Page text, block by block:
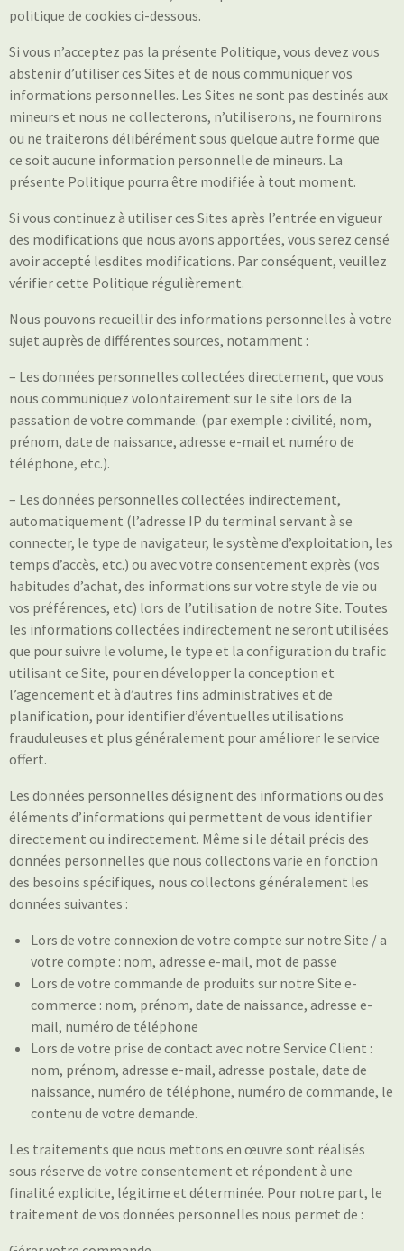
politique de cookies ci-dessous.
Si vous n’acceptez pas la présente Politique, vous devez vous
abstenir d’utiliser ces Sites et de nous communiquer vos
informations personnelles. Les Sites ne sont pas destinés aux
mineurs et nous ne collecterons, n’utiliserons, ne fournirons
ou ne traiterons délibérément sous quelque autre forme que
ce soit aucune information personnelle de mineurs. La
présente Politique pourra être modifiée à tout moment.
Si vous continuez à utiliser ces Sites après l’entrée en vigueur
des modifications que nous avons apportées, vous serez censé
avoir accepté lesdites modifications. Par conséquent, veuillez
vérifier cette Politique régulièrement.
Nous pouvons recueillir des informations personnelles à votre
sujet auprès de différentes sources, notamment :
– Les données personnelles collectées directement, que vous
nous communiquez volontairement sur le site lors de la
passation de votre commande. (par exemple : civilité, nom,
prénom, date de naissance, adresse e-mail et numéro de
téléphone, etc.).
– Les données personnelles collectées indirectement,
automatiquement (l’adresse IP du terminal servant à se
connecter, le type de navigateur, le système d’exploitation, les
temps d’accès, etc.) ou avec votre consentement exprès (vos
habitudes d’achat, des informations sur votre style de vie ou
vos préférences, etc) lors de l’utilisation de notre Site. Toutes
les informations collectées indirectement ne seront utilisées
que pour suivre le volume, le type et la configuration du trafic
utilisant ce Site, pour en développer la conception et
l’agencement et à d’autres fins administratives et de
planification, pour identifier d’éventuelles utilisations
frauduleuses et plus généralement pour améliorer le service
offert.
Les données personnelles désignent des informations ou des
éléments d’informations qui permettent de vous identifier
directement ou indirectement. Même si le détail précis des
données personnelles que nous collectons varie en fonction
des besoins spécifiques, nous collectons généralement les
données suivantes :
Lors de votre connexion de votre compte sur notre Site / a
votre compte : nom, adresse e-mail, mot de passe
Lors de votre commande de produits sur notre Site e-
commerce : nom, prénom, date de naissance, adresse e-
mail, numéro de téléphone
Lors de votre prise de contact avec notre Service Client :
nom, prénom, adresse e-mail, adresse postale, date de
naissance, numéro de téléphone, numéro de commande, le
contenu de votre demande.
Les traitements que nous mettons en œuvre sont réalisés
sous réserve de votre consentement et répondent à une
finalité explicite, légitime et déterminée. Pour notre part, le
traitement de vos données personnelles nous permet de :